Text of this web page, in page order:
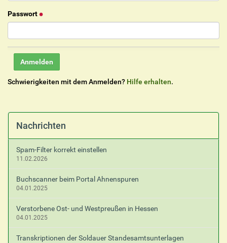
Passwort
Schwierigkeiten mit dem Anmelden? Hilfe erhalten.
Nachrichten
Spam-Filter korrekt einstellen
11.02.2026
Buchscanner beim Portal Ahnenspuren
04.01.2025
Verstorbene Ost- und Westpreußen in Hessen
04.01.2025
Transkriptionen der Soldauer Standesamtsunterlagen